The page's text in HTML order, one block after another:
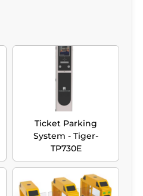
Ticket Parking
System - Tiger-
TP730E